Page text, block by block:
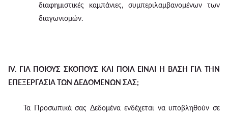
διαφημιστικές καμπάνιες, συμπεριλαμβανομένων των
διαγωνισμών.
IV. ΓΙΑ ΠΟΙΟΥΣ ΣΚΟΠΟΥΣ ΚΑΙ ΠΟΙΑ ΕΙΝΑΙ Η ΒΑΣΗ ΓΙΑ ΤΗΝ
ΕΠΕΞΕΡΓΑΣΙΑ ΤΩΝ ΔΕΔΟΜΕΝΩΝ ΣΑΣ;
Τα Προσωπικά σας Δεδομένα ενδέχεται να υποβληθούν σε